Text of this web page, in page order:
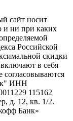
сайт носит
и ни при каких
Российской
скидки
в себя
согласовываются
к" ИНН
115162
д. 12, кв. 1/2.
Банк»